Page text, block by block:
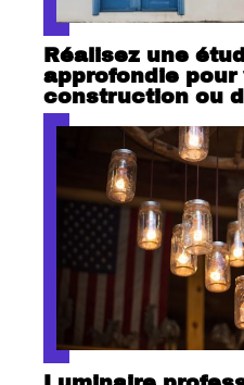
Réalisez une
approfondie
construction ou